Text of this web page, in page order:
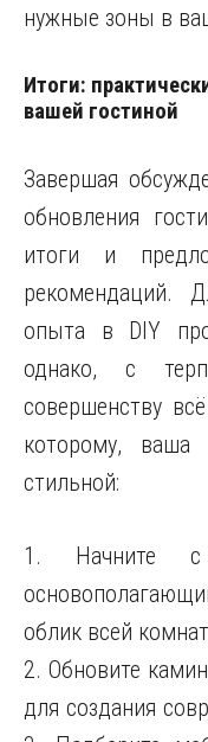
нужные зоны в
Итоги:
вашей гостиной
Завершая
обновления
итоги и
рекомендаций.
опыта в DIY
однако, с
совершенству
которому, ваша
стильной:
1. Начните
облик всей
2. Обновите
для создания